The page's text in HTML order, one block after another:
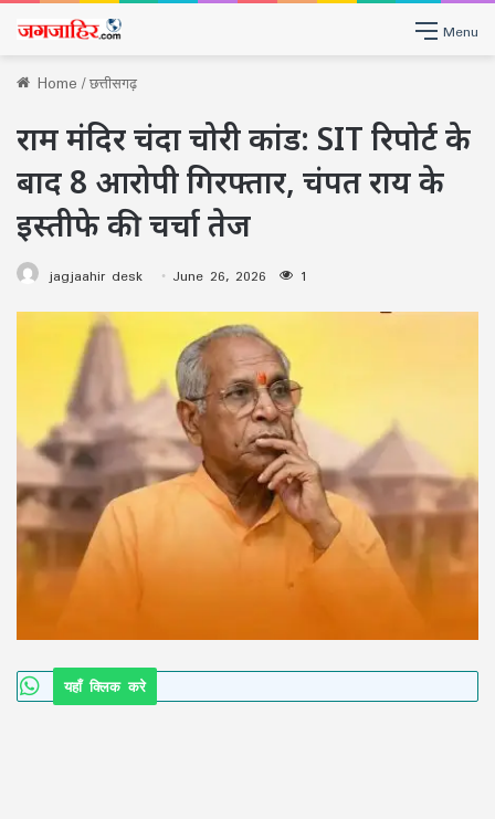
Menu
Home/छत्तीसगढ़
राम मंदिर चंदा चोरी कांड: SIT रिपोर्ट के
बाद 8 आरोपी गिरफ्तार, चंपत राय के
इस्तीफे की चर्चा तेज
jagjaahir desk June 26, 2026 1
यहाँ क्लिक करे